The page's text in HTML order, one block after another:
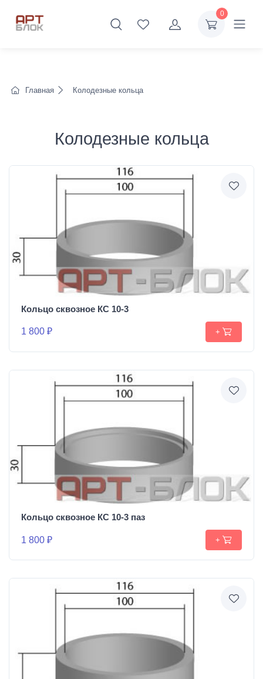
0
Главная Колодезные кольца
Колодезные кольца
Кольцо сквозное КС 10-3
1 800 ₽ +
Кольцо сквозное КС 10-3 паз
1 800 ₽ +